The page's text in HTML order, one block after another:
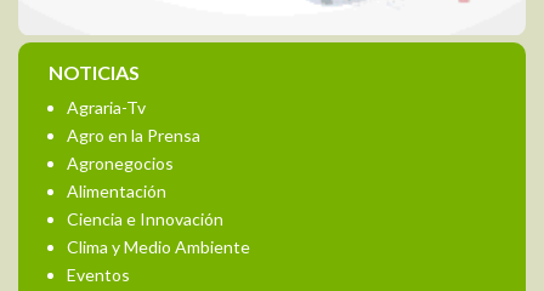
NOTICIAS
Agraria-Tv
Agro en la Prensa
Agronegocios
Alimentación
Ciencia e Innovación
Clima y Medio Ambiente
Eventos